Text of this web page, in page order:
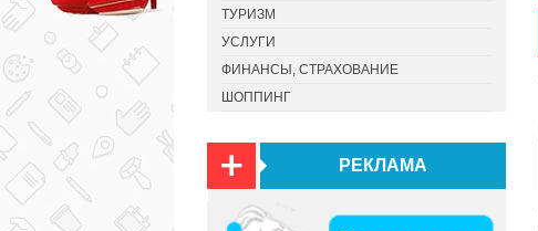
ТУРИЗМ
УСЛУГИ
ФИНАНСЫ, СТРАХОВАНИЕ
ШОППИНГ
РЕКЛАМА